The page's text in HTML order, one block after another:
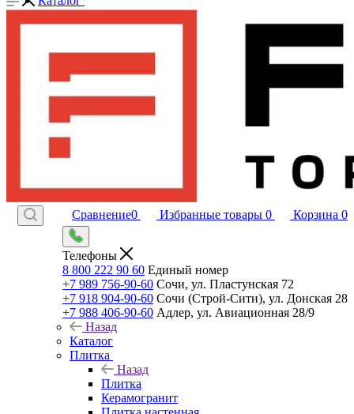
Сравнение0 Избранные товары 0 Корзина 0
Телефоны
8 800 222 90 60 Единый номер
+7 989 756-90-60 Сочи, ул. Пластунская 72
+7 918 904-90-60 Сочи (Строй-Сити), ул. Донская 28
+7 988 406-90-60 Адлер, ул. Авиационная 28/9
Назад
Каталог
Плитка
Назад
Плитка
Керамогранит